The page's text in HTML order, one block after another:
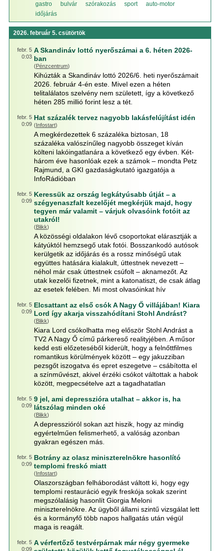
gastro
bulvár szórakozás sport
auto-motor
időjárás
2026. február 5. csütörtök
febr. 5
0:03
A Skandináv lottó nyerőszámai a 6. héten 2026-
ban
(Pénzcentrum)
Kihúzták a Skandináv lottó 2026/6. heti nyerőszámait
2026. február 4-én este. Mivel ezen a héten
telitalálatos szelvény nem született, így a következő
héten 285 millió forint lesz a tét.
febr. 5
0:09
Hat százalék tervez nagyobb lakásfelújítást idén
(Infostart)
A megkérdezettek 6 százaléka biztosan, 18
százaléka valószínűleg nagyobb összeget kíván
költeni lakóingatlanára a következő egy évben. Két-
három éve hasonlóak ezek a számok – mondta Petz
Rajmund, a GKI gazdaságkutató igazgatója a
InfoRádióban
febr. 5
0:09
Keressük az ország legkátyúsabb útját – a
szégyenaszfalt kezelőjét megkérjük majd, hogy
tegyen már valamit – várjuk olvasóink fotóit az
utakról!
(Blikk)
A közösségi oldalakon lévő csoportokat elárasztják a
kátyúktól hemzsegő utak fotói. Bosszankodó autósok
kerülgetik az időjárás és a rossz minőségű utak
együttes hatására kialakult, úttestnek nevezett –
néhol már csak úttestnek csúfolt – aknamezőt. Az
utak kezelői fizetnek, mint a katonatiszt, de csak átlag
az esetek felében. Mi most olvasóinkat hív
febr. 5
0:09
Elcsattant az első csók A Nagy Ő villájában! Kiara
Lord így akarja visszahódítani Stohl Andrást?
(Blikk)
Kiara Lord csókolhatta meg először Stohl Andrást a
TV2 A Nagy Ő című párkereső realityjében. A műsor
kedd esti előzeteséből kiderült, hogy a felnőttfilmes
romantikus körülmények között – egy jakuzziban
pezsgőt iszogatva és epret eszegetve – csábította el
a színművészt, akivel érzéki csókot váltottak a habok
között, megpecsételve azt a tagadhatatlan
febr. 5
0:09
9 jel, ami depresszióra utalhat – akkor is, ha
látszólag minden oké
(Blikk)
A depresszióról sokan azt hiszik, hogy az mindig
egyértelműen felismerhető, a valóság azonban
gyakran egészen más.
febr. 5
0:09
Botrány az olasz miniszterelnökre hasonlító
templomi freskó miatt
(Infostart)
Olaszországban felháborodást váltott ki, hogy egy
templomi restauráció egyik freskója sokak szerint
megszólalásig hasonlít Giorgia Meloni
miniszterelnökre. Az ügyből állami szintű vizsgálat lett
és a kormányfő több napos hallgatás után végül
maga is reagált.
febr. 5
0:09
A vérfertőző testvérpárnak már négy gyermeke